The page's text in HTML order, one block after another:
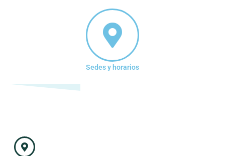
Sedes y horarios